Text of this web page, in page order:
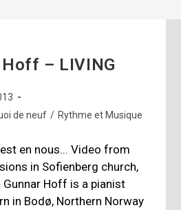
– LIVING
de neuf / Rythme et Musique
en nous... Video from
in Sofienberg church,
Hoff is a pianist
in Bodø, Northern Norway